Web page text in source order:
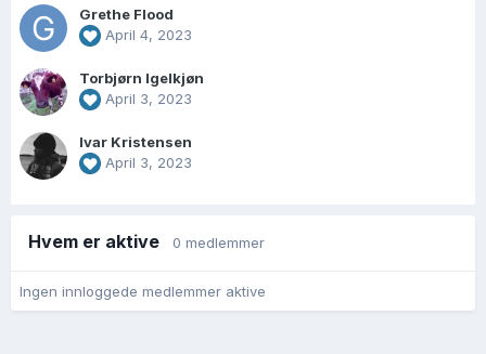
Grethe Flood
April 4, 2023
Torbjørn Igelkjøn
April 3, 2023
Ivar Kristensen
April 3, 2023
Hvem er aktive 0 medlemmer
Ingen innloggede medlemmer aktive